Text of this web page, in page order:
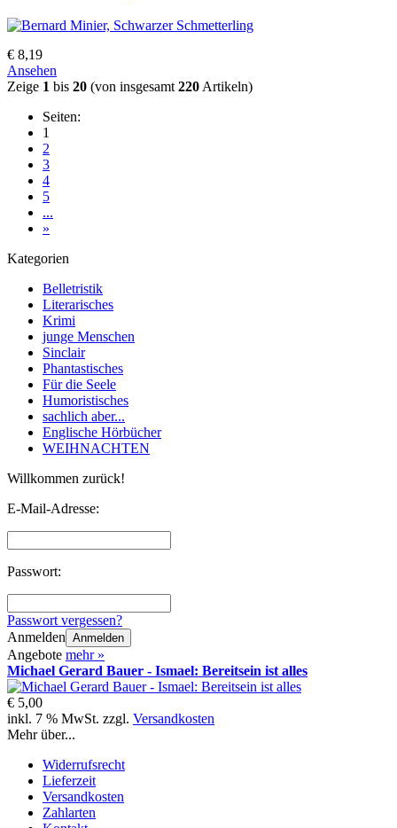
€ 8,19
Ansehen
Zeige 1 bis 20 (von insgesamt 220 Artikeln)
Seiten:
1
2
3
4
5
...
»
Kategorien
Belletristik
Literarisches
Krimi
junge Menschen
Sinclair
Phantastisches
Für die Seele
Humoristisches
sachlich aber...
Englische Hörbücher
WEIHNACHTEN
Willkommen zurück!
E-Mail-Adresse:
Passwort:
Passwort vergessen?
Anmelden Anmelden
Angebote mehr »
Michael Gerard Bauer - Ismael: Bereitsein ist alles
€ 5,00
inkl. 7 % MwSt. zzgl. Versandkosten
Mehr über...
Widerrufsrecht
Lieferzeit
Versandkosten
Zahlarten